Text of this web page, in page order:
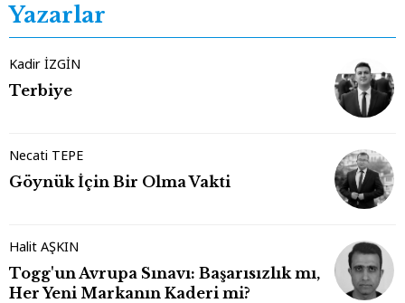
Yazarlar
Kadir İZGİN
Terbiye
Necati TEPE
Göynük İçin Bir Olma Vakti
Halit AŞKIN
Togg'un Avrupa Sınavı: Başarısızlık mı,
Her Yeni Markanın Kaderi mi?